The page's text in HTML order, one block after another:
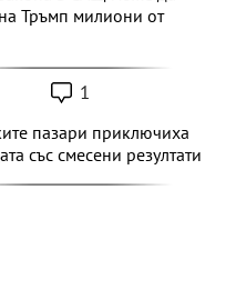
Тръмп милиони от
1
пазари приключиха
със смесени резултати